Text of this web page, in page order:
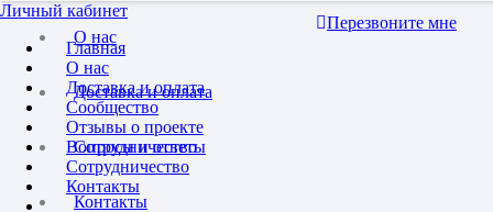
Перезвоните мне
О нас
Доставка и оплата
Сотрудничество
Контакты
Личный кабинет
Главная
О нас
Доставка и оплата
Сообщество
Отзывы о проекте
Вопросы и ответы
Сотрудничество
Контакты